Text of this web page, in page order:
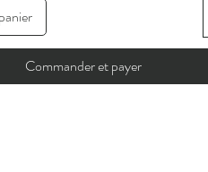
Commander et payer